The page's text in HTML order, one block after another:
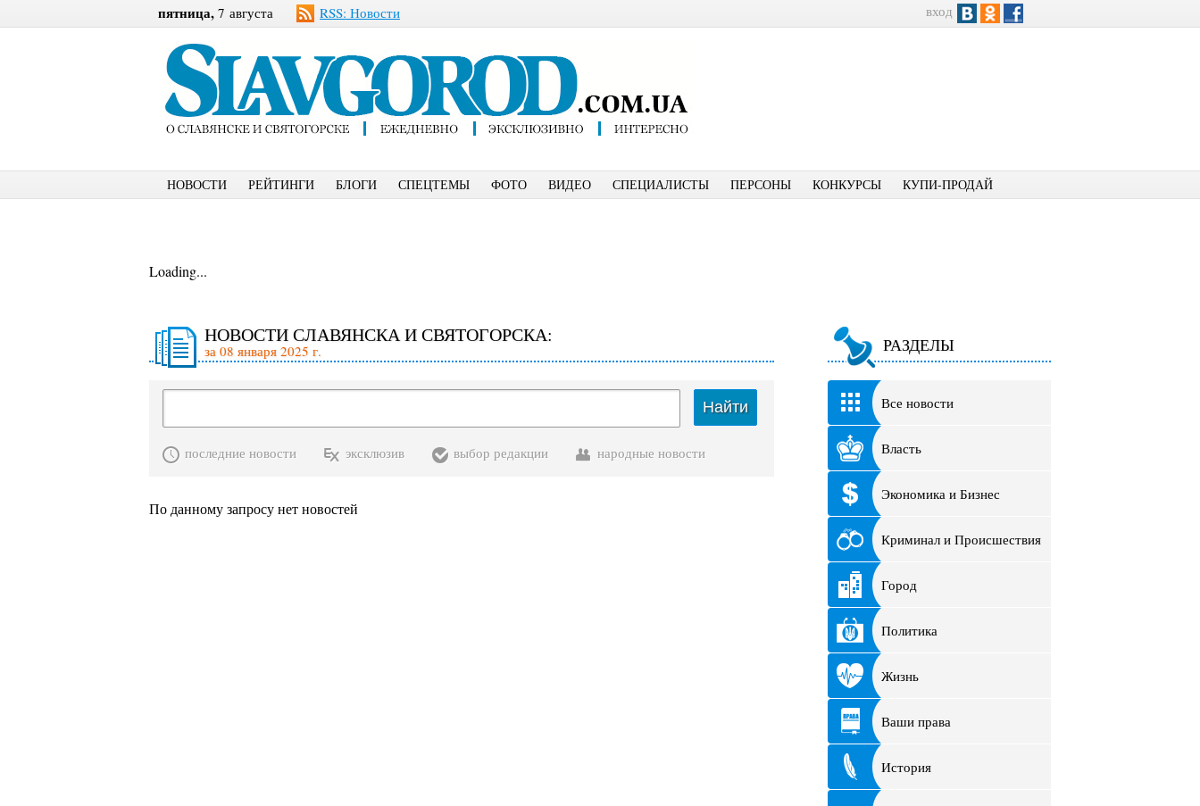
пятница, 7 августа RSS: Новости вход
НОВОСТИ РЕЙТИНГИ БЛОГИ СПЕЦТЕМЫ ФОТО ВИДЕО СПЕЦИАЛИСТЫ ПЕРСОНЫ КОНКУРСЫ КУПИ-ПРОДАЙ
Loading...
НОВОСТИ СЛАВЯНСКА И СВЯТОГОРСКА:
за 08 января 2025 г.
Найти
последние новости эксклюзив выбор редакции народные новости
По данному запросу нет новостей
РАЗДЕЛЫ
Все новости
Власть
Экономика и Бизнес
Криминал и Происшествия
Город
Политика
Жизнь
Ваши права
История